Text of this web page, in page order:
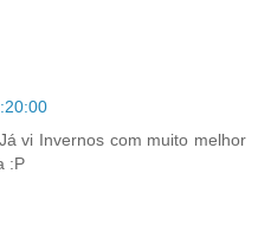
vi Invernos com muito melhor
:P